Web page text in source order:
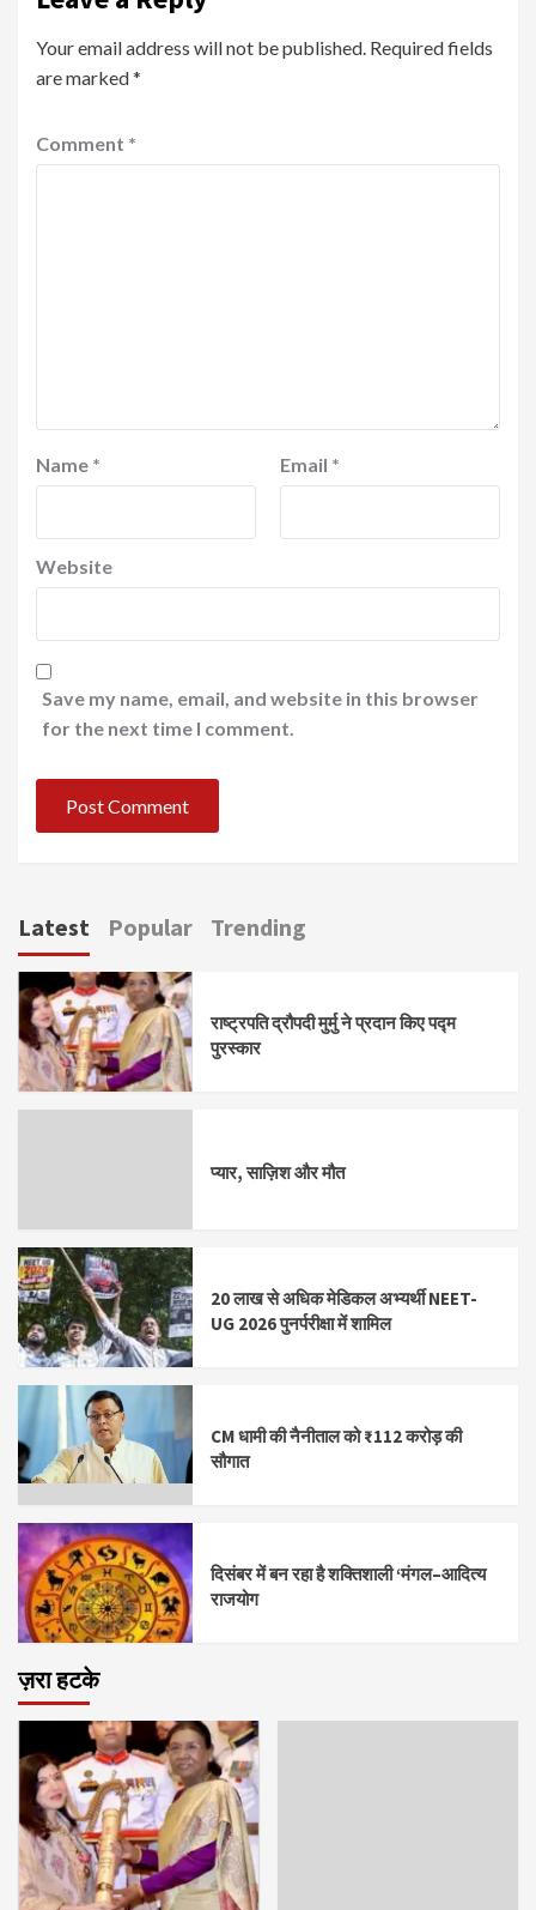
Your email address will not be published. Required fields
are marked*
Comment *
Name * Email *
Website
Save my name, email, and website in this browser
for the next time I comment.
Latest Popular Trending
राष्ट्रपति द्रौपदी मुर्मु ने प्रदान किए पद्म
पुरस्कार
प्यार, साज़िश और मौत
20 लाख से अधिक मेडिकल अभ्यर्थी NEET-
UG 2026 पुनर्परीक्षा में शामिल
CM धामी की नैनीताल को ₹112 करोड़ की
सौगात
दिसंबर में बन रहा है शक्तिशाली ‘मंगल–आदित्य
राजयोग
ज़रा हटके